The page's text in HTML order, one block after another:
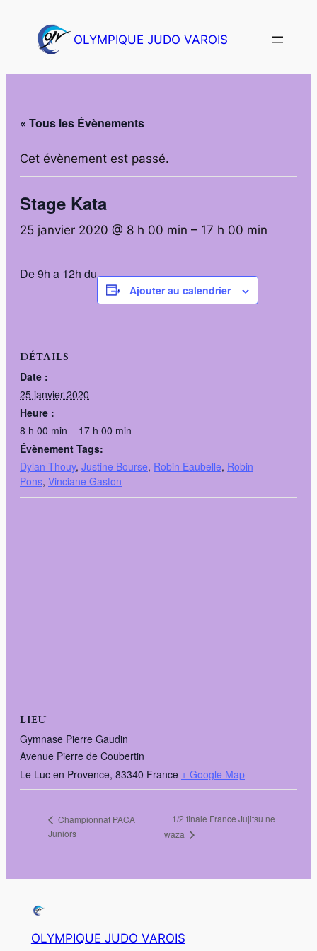
OLYMPIQUE JUDO VAROIS
« Tous les Évènements
Cet évènement est passé.
Stage Kata
25 janvier 2020 @ 8 h 00 min – 17 h 00 min
De 9h a 12h du
Ajouter au calendrier
DÉTAILS
Date :
25 janvier 2020
Heure :
8 h 00 min – 17 h 00 min
Évènement Tags:
Dylan Thouy, Justine Bourse, Robin Eaubelle, Robin
Pons, Vinciane Gaston
LIEU
Gymnase Pierre Gaudin
Avenue Pierre de Coubertin
Le Luc en Provence, 83340 France + Google Map
Championnat PACA
Juniors
1/2 finale France Jujitsu ne
waza
OLYMPIQUE JUDO VAROIS